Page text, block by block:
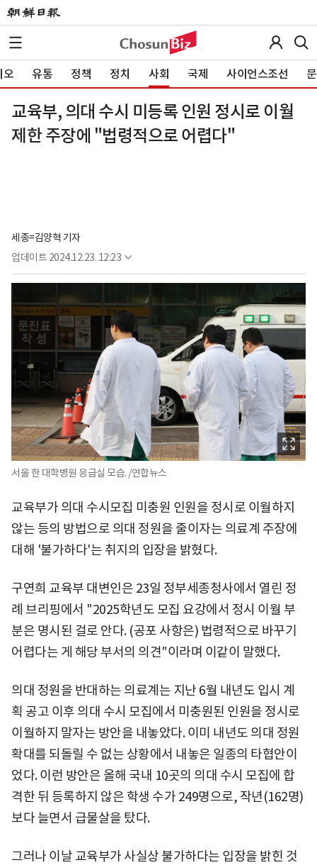
오 유통 정책 정치 사회 국제 사이언스조선
교육부, 의대 수시 미등록 인원 정시로 이월
제한 주장에 "법령적으로 어렵다"
세종=김양혁 기자
업데이트 2024.12.23. 12:23
서울 한 대학병원 응급실 모습. /연합뉴스
교육부가 의대 수시모집 미충원 인원을 정시로 이월하지
않는 등의 방법으로 의대 정원을 줄이자는 의료계 주장에
대해 '불가하다'는 취지의 입장을 밝혔다.
구연희 교육부 대변인은 23일 정부세종청사에서 열린 정
례 브리핑에서 "2025학년도 모집 요강에서 정시 이월 부
분은 명시된 걸로 안다. (공포 사항은) 법령적으로 바꾸기
어렵다는 게 해당 부서의 의견"이라며 이같이 말했다.
의대 정원을 반대하는 의료계는 지난 6월 내년도 입시 계
획 공고 이후 의대 수시 모집에서 미충원된 인원을 정시로
이월하지 말자는 방안을 내놓았다. 이미 내년도 의대 정원
확대를 되돌릴 수 없는 상황에서 내놓은 일종의 타협안이
었다. 이런 방안은 올해 국내 10곳의 의대 수시 모집에 합
격한 뒤 등록하지 않은 학생 수가 249명으로, 작년(162명)
보다 늘면서 급물살을 탔다.
그러나 이날 교육부가 사실상 불가하다는 입장을 밝힌 것